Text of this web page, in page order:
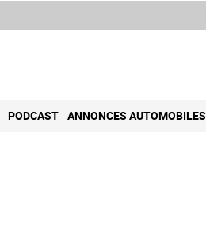
PODCAST ANNONCES AUTOMOBILES